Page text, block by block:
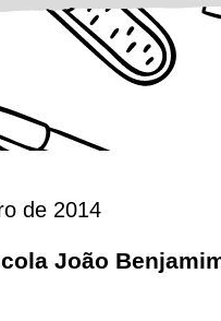
de 2014
João